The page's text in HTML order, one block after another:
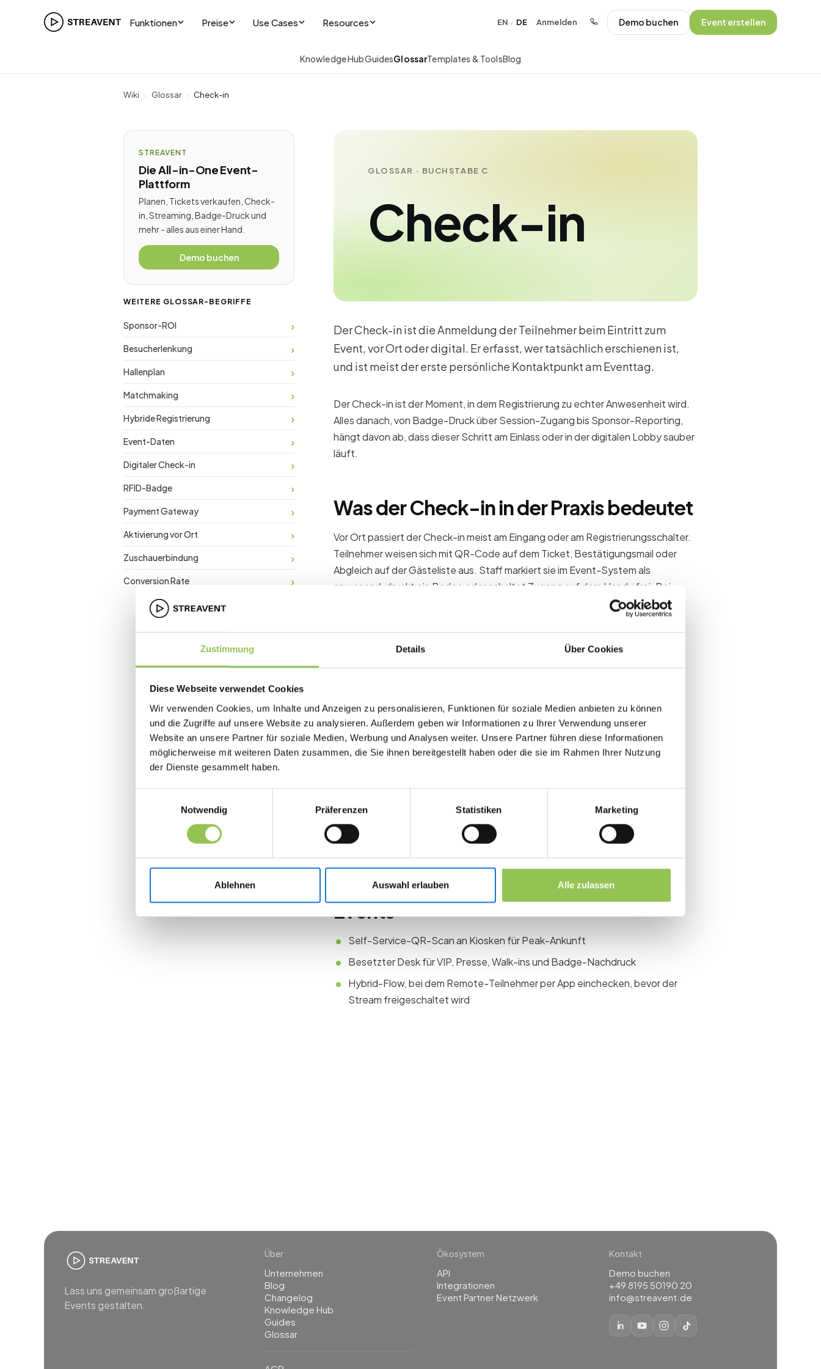
Zustimmung Details Über Cookies
Diese Webseite verwendet Cookies
Wir verwenden Cookies, um Inhalte und Anzeigen zu personalisieren, Funktionen für soziale Medien anbieten zu können
und die Zugriffe auf unsere Website zu analysieren. Außerdem geben wir Informationen zu Ihrer Verwendung unserer
Website an unsere Partner für soziale Medien, Werbung und Analysen weiter. Unsere Partner führen diese Informationen
möglicherweise mit weiteren Daten zusammen, die Sie ihnen bereitgestellt haben oder die sie im Rahmen Ihrer Nutzung
der Dienste gesammelt haben.
Notwendig
Präferenzen Statistiken Marketing
Ablehnen Auswahl erlauben Alle zulassen
Funktionen Preise Use Cases Resources EN / DE · Anmelden · Demo buchen Event erstellen
Knowledge HubGuidesGlossarTemplates & ToolsBlog
Wiki › Glossar › Check-in
STREAVENT
Die All-in-One Event-
Plattform
Planen, Tickets verkaufen, Check-
in, Streaming, Badge-Druck und
mehr - alles aus einer Hand.
Demo buchen
WEITERE GLOSSAR-BEGRIFFE
Sponsor-ROI
Besucherlenkung
Hallenplan
Matchmaking
Hybride Registrierung
Event-Daten
Digitaler Check-in
RFID-Badge
Payment Gateway
Aktivierung vor Ort
Zuschauerbindung
Conversion Rate
GLOSSAR · BUCHSTABE C
Check-in
Der Check-in ist die Anmeldung der Teilnehmer beim Eintritt zum
Event, vor Ort oder digital. Er erfasst, wer tatsächlich erschienen ist,
und ist meist der erste persönliche Kontaktpunkt am Eventtag.
Der Check-in ist der Moment, in dem Registrierung zu echter Anwesenheit wird.
Alles danach, von Badge-Druck über Session-Zugang bis Sponsor-Reporting,
hängt davon ab, dass dieser Schritt am Einlass oder in der digitalen Lobby sauber
läuft.
Was der Check-in in der Praxis bedeutet
Vor Ort passiert der Check-in meist am Eingang oder am Registrierungsschalter.
Teilnehmer weisen sich mit QR-Code auf dem Ticket, Bestätigungsmail oder
Abgleich auf der Gästeliste aus. Staff markiert sie im Event-System als
anwesend, druckt ein Badge oder schaltet Zugang auf dem Handy frei. Bei
virtuellen und hybriden Events erfolgt der Check-in oft beim Stream-Beitritt
Warum der Check-in für Event-Teams
Ohne verlässlichen Check-in bleiben Anwesenheitszahlen Schätzungen.
Catering, Personal, Zertifikatsregeln und Sponsor-Reports brauchen Klarheit
darüber, wer wirklich da war.
Klare Daten darüber, wer wirklich da war, nicht nur wer registriert ist
Schnellerer Einlass durch Scan statt manueller Listen
Direkter Trigger für Badge-Druck und Zonen-Zugang
Typische Check-in-Setups bei B2B-
Events
Self-Service-QR-Scan an Kiosken für Peak-Ankunft
Besetzter Desk für VIP, Presse, Walk-ins und Badge-Nachdruck
Hybrid-Flow, bei dem Remote-Teilnehmer per App einchecken, bevor der
Stream freigeschaltet wird
Lass uns gemeinsam großartige
Events gestalten.
Über
Unternehmen
Blog
Changelog
Knowledge Hub
Guides
Glossar
Ökosystem
API
Integrationen
Event Partner Netzwerk
Kontakt
Demo buchen
+49 8195 50190 20
info@streavent.de